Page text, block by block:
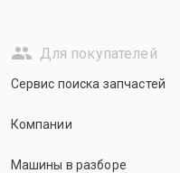
Для покупателей
Сервис поиска запчастей
Компании
Машины в разборе